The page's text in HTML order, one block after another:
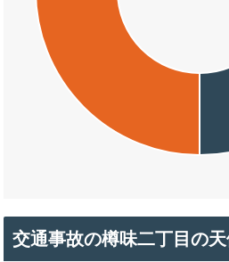
交通事故の樽味二丁目の